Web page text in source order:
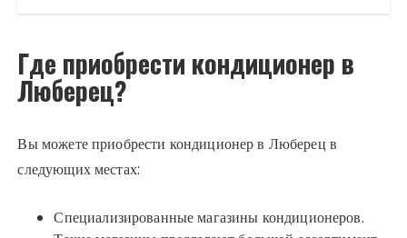
Где приобрести кондиционер в
Люберец?
Вы можете приобрести кондиционер в Люберец в
следующих местах:
Специализированные магазины кондиционеров.